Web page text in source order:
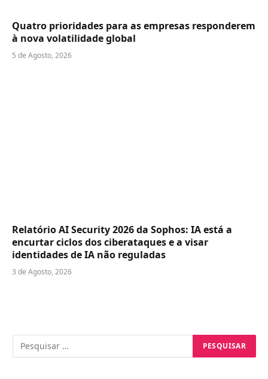
Quatro prioridades para as empresas responderem
à nova volatilidade global
5 de Agosto, 2026
Relatório AI Security 2026 da Sophos: IA está a
encurtar ciclos dos ciberataques e a visar
identidades de IA não reguladas
3 de Agosto, 2026